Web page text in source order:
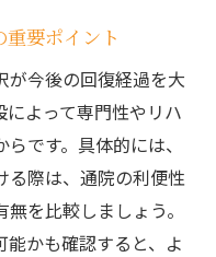
きる事故治療の特
サポート体制を解
ッフの選び方とは
治療の強みを知る
対応ポイント紹介
要ポイント
が今後の回復経過を大
よって専門性やリハ
です。具体的には、
る際は、通院の利便性
を比較しましょう。
かも確認すると、よ